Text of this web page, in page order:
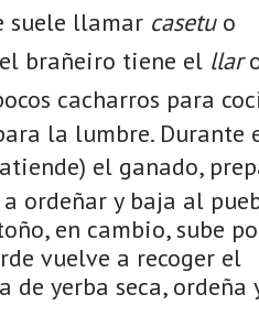
suele llamar casetuo
brañeiro tiene el llar
cacharros para
la lumbre. Durante
el ganado,
ordeñar y baja al
en cambio, sube
vuelve a recoger el
yerba seca, ordeña